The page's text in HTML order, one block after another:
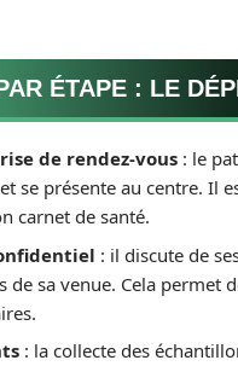
ÉTAPE : LE
de rendez-vous : le
se présente au centre. Il
carnet de santé.
: il discute de
de sa venue. Cela permet
: la collecte des